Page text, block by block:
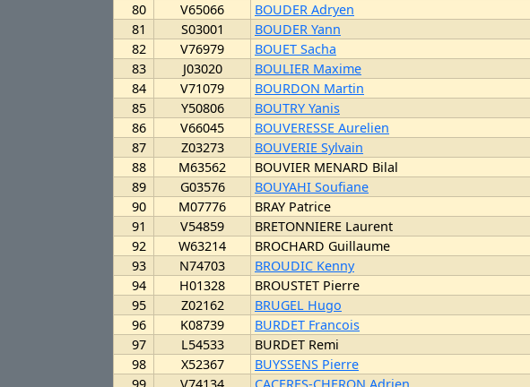
80
V65066 BOUDER Adryen
81
S03001 BOUDER Yann
82
V76979 BOUET Sacha
83
J03020 BOULIER Maxime
84
V71079 BOURDON Martin
85
Y50806 BOUTRY Yanis
86
V66045 BOUVERESSE Aurelien
87
Z03273 BOUVERIE Sylvain
88
M63562 BOUVIER MENARD Bilal
89
G03576 BOUYAHI Soufiane
90
M07776 BRAY Patrice
91
V54859 BRETONNIERE Laurent
92
W63214 BROCHARD Guillaume
93
N74703 BROUDIC Kenny
94
H01328 BROUSTET Pierre
95
Z02162 BRUGEL Hugo
96
K08739 BURDET Francois
97
L54533 BURDET Remi
98
X52367 BUYSSENS Pierre